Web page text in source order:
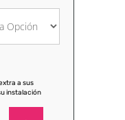
a sus
instalación